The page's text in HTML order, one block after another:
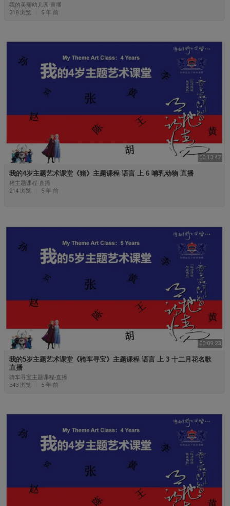
我的美丽幼儿园-直播
318 浏览
5 年 前
00:13:47
我的4岁主题艺术课堂《猪》主题课程 语言 上 6 哺乳动物 直播
猪主题课程-直播
214 浏览
5 年 前
00:09:23
我的5岁主题艺术课堂《骑车寻宝》主题课程 语言 上 3 十二月花名歌
直播
骑车寻宝主题课程-直播
343 浏览
5 年 前